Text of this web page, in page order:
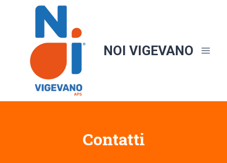
NOI VIGEVANO
Contatti